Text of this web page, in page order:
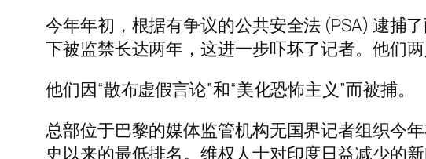
今年年初，根据有争议的公共安全法 (PSA) 逮捕
下被监禁长达两年，这进一步吓坏了记者。他们
他们因“散布虚假言论”和“美化恐怖主义”而被捕。
总部位于巴黎的媒体监管机构无国界记者组织今
史以来的最低排名。维权人士对印度日益减少的新